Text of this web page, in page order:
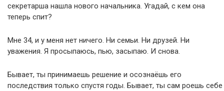
секретарша нашла нового начальника. Угадай, с кем она
теперь спит?
Мне 34, и у меня нет ничего. Ни семьи. Ни друзей. Ни
уважения. Я просыпаюсь, пью, засыпаю. И снова.
Бывает, ты принимаешь решение и осознаёшь его
последствия только спустя годы. Бывает, ты сам роешь себе